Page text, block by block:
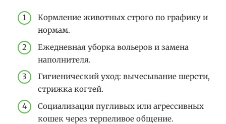
Кормление животных строго по графику и
нормам.
Ежедневная уборка вольеров и замена
наполнителя.
Гигиенический уход: вычесывание шерсти,
стрижка когтей.
Социализация пугливых или агрессивных
кошек через терпеливое общение.